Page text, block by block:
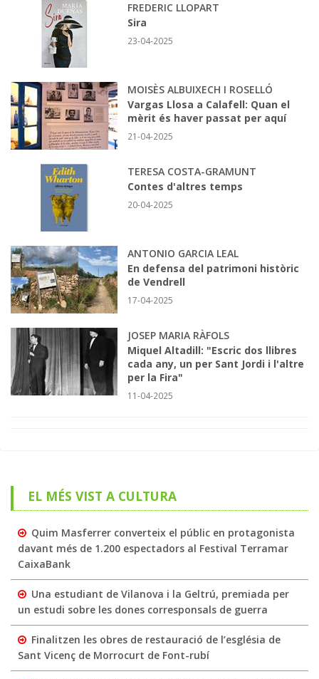
FREDERIC LLOPART
Sira
23-04-2025
MOISÈS ALBUIXECH I ROSELLÓ
Vargas Llosa a Calafell: Quan el
mèrit és haver passat per aquí
21-04-2025
TERESA COSTA-GRAMUNT
Contes d'altres temps
20-04-2025
ANTONIO GARCIA LEAL
En defensa del patrimoni històric
de Vendrell
17-04-2025
JOSEP MARIA RÀFOLS
Miquel Altadill: "Escric dos llibres
cada any, un per Sant Jordi i l'altre
per la Fira"
11-04-2025
EL MÉS VIST A CULTURA
Quim Masferrer converteix el públic en protagonista
davant més de 1.200 espectadors al Festival Terramar
CaixaBank
Una estudiant de Vilanova i la Geltrú, premiada per
un estudi sobre les dones corresponsals de guerra
Finalitzen les obres de restauració de l’església de
Sant Vicenç de Morrocurt de Font-rubí